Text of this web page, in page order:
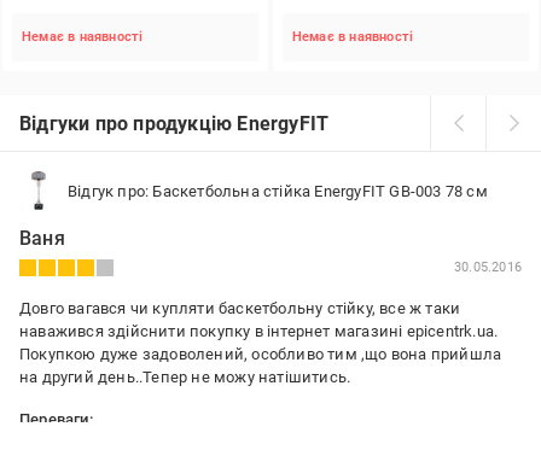
Немає в наявності Немає в наявності
Відгуки про продукцію EnergyFIT
Відгук про: Баскетбольна стійка EnergyFIT GB-003 78 см
Ваня
30.05.2016
Довго вагався чи купляти баскетбольну стійку, все ж таки
наважився здійснити покупку в інтернет магазині epicentrk.ua.
Покупкою дуже задоволений, особливо тим ,що вона прийшла
на другий день..Тепер не можу натішитись.
Переваги: